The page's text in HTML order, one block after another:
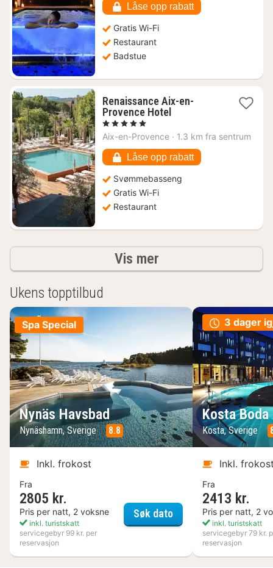
Låse opp rabatt
Gratis Wi-Fi
Restaurant
Badstue
Renaissance Aix-en-
Provence Hotel1
fra
kr.
, 5 Stjerner
Aix-en-Provence · 1.3 km fra sentrum
Låse opp rabatt
Svømmebasseng
Gratis Wi-Fi
Restaurant
Vis merResultater
Ukens topptilbud
Spa Special
Nynäs Havsbad
Nynäshamn, Sverige 8.8
Inkl. frokost
Fra
2805 kr.
Pris per natt, 2 voksne
inkl. turistskatt
servicegebyr 99 kr. per
reservasjon
Søk datoNynäs Havsbad
3 dager
Kosta
Kosta, Sverige
Inkl.
Fra
2413 kr.
Pris per natt, 2
inkl. turistskatt
servicegebyr 79 kr.
reservasjon